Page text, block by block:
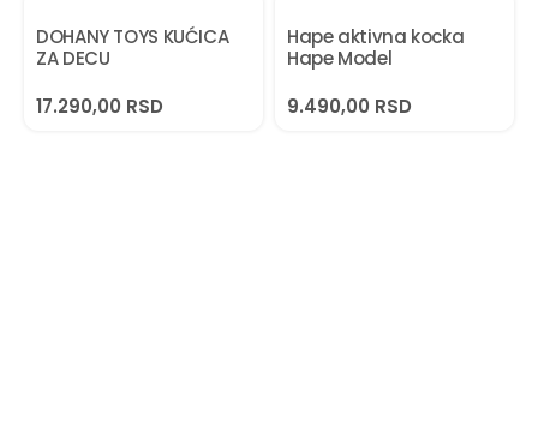
DOHANY TOYS KUĆICA
ZA DECU
17.290,00 RSD
Hape aktivna kocka
Hape Model
9.490,00 RSD